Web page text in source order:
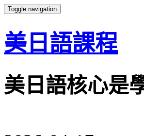
Toggle navigation
美日語課程
美日語核心是